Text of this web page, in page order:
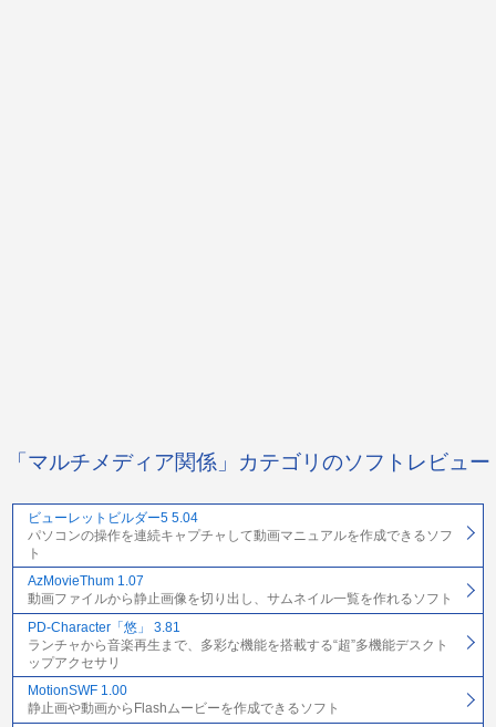
「マルチメディア関係」カテゴリのソフトレビュー
ビューレットビルダー5 5.04
パソコンの操作を連続キャプチャして動画マニュアルを作成できるソフ
ト
AzMovieThum 1.07
動画ファイルから静止画像を切り出し、サムネイル一覧を作れるソフト
PD-Character「悠」 3.81
ランチャから音楽再生まで、多彩な機能を搭載する“超”多機能デスクト
ップアクセサリ
MotionSWF 1.00
静止画や動画からFlashムービーを作成できるソフト